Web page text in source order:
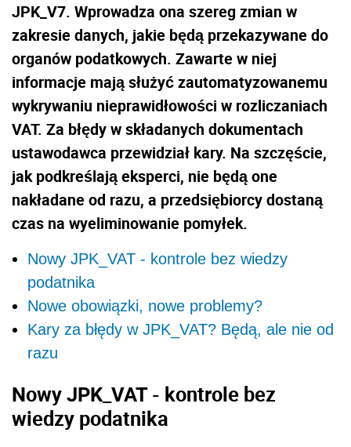
JPK_V7. Wprowadza ona szereg zmian w
zakresie danych, jakie będą przekazywane do
organów podatkowych. Zawarte w niej
informacje mają służyć zautomatyzowanemu
wykrywaniu nieprawidłowości w rozliczaniach
VAT. Za błędy w składanych dokumentach
ustawodawca przewidział kary. Na szczęście,
jak podkreślają eksperci, nie będą one
nakładane od razu, a przedsiębiorcy dostaną
czas na wyeliminowanie pomyłek.
Nowy JPK_VAT - kontrole bez wiedzy
podatnika
Nowe obowiązki, nowe problemy?
Kary za błędy w JPK_VAT? Będą, ale nie od
razu
Nowy JPK_VAT - kontrole bez
wiedzy podatnika